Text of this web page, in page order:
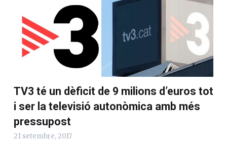
TV3 té un dèficit de 9 milions d’euros tot
i ser la televisió autonòmica amb més
pressupost
21 setembre, 2017